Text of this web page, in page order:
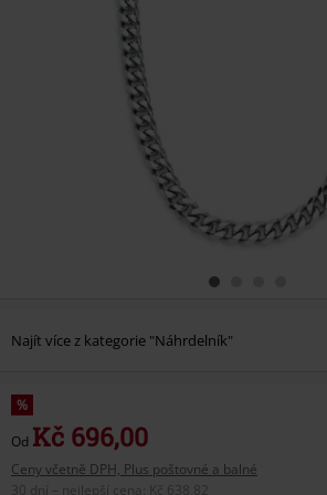
Najít více z kategorie "Náhrdelník"
%
Od Kč 696,00
Ceny včetně DPH, Plus poštovné a balné
30 dní – nejlepší cena
Kč 638,82